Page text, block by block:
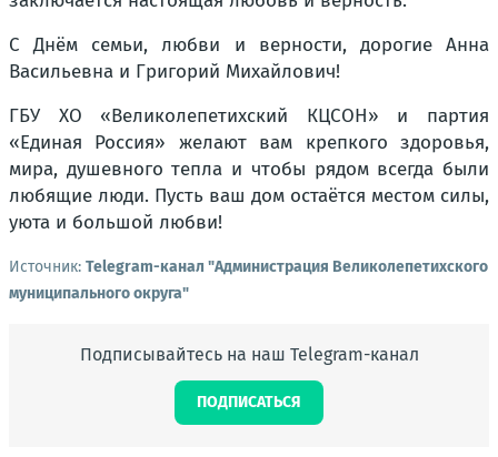
С Днём семьи, любви и верности, дорогие Анна
Васильевна и Григорий Михайлович!
ГБУ ХО «Великолепетихский КЦСОН» и партия
«Единая Россия» желают вам крепкого здоровья,
мира, душевного тепла и чтобы рядом всегда были
любящие люди. Пусть ваш дом остаётся местом силы,
уюта и большой любви!
Источник: Telegram-канал "Администрация Великолепетихского
муниципального округа"
Подписывайтесь на наш Telegram-канал
ПОДПИСАТЬСЯ